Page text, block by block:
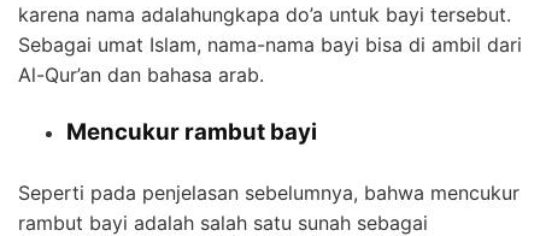
karena nama adalahungkapa do’a untuk bayi tersebut.
Sebagai umat Islam, nama-nama bayi bisa di ambil dari
Al-Qur’an dan bahasa arab.
Mencukur rambut bayi
Seperti pada penjelasan sebelumnya, bahwa mencukur
rambut bayi adalah salah satu sunah sebagai